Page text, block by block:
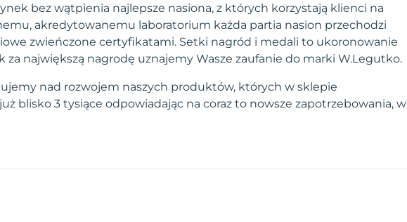
bez wątpienia najlepsze nasiona, z których korzystają klienci na
akredytowanemu laboratorium każda partia nasion przechodzi
zwieńczone certyfikatami. Setki nagród i medali to ukoronowanie
za największą nagrodę uznajemy Wasze zaufanie do marki W.Legutko.
nad rozwojem naszych produktów, których w sklepie
blisko 3 tysiące odpowiadając na coraz to nowsze zapotrzebowania, w